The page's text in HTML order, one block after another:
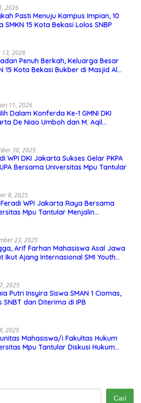
2026
Pasti Menuju Kampus Impian, 10
SMKN 15 Kota Bekasi Lolos SNBP
13, 2026
Penuh Berkah, Keluarga Besar
15 Kota Bekasi Bukber di Masjid Al
11, 2026
Dalam Konferda Ke-1 GMNI DKI
De Niao Umboh dan M. Aqil
30, 2025
WPI DKI Jakarta Sukses Gelar PKPA
Bersama Universitas Mpu Tantular
8, 2025
Feradi WPI Jakarta Raya Bersama
Mpu Tantular Menjalin
23, 2025
Arif Farhan Mahasiswa Asal Jawa
Ikut Ajang Internasional SMI Youth
2025
Putri Insyira Siswa SMAN 1 Ciomas,
SNBT dan Diterima di IPB
2025
Mahasiswa/i Fakultas Hukum
Mpu Tantular Diskusi Hukum
Cari